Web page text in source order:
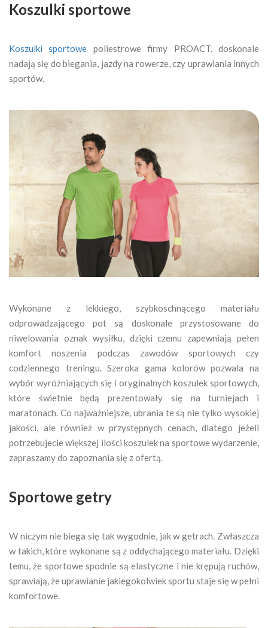
Koszulki sportowe
Koszulki sportowe poliestrowe firmy PROACT. doskonale
nadają się do biegania, jazdy na rowerze, czy uprawiania innych
sportów.
Wykonane z lekkiego, szybkoschnącego materiału
odprowadzającego pot są doskonale przystosowane do
niwelowania oznak wysiłku, dzięki czemu zapewniają pełen
komfort noszenia podczas zawodów sportowych czy
codziennego treningu. Szeroka gama kolorów pozwala na
wybór wyróżniających się i oryginalnych koszulek sportowych,
które świetnie będą prezentowały się na turniejach i
maratonach. Co najważniejsze, ubrania te są nie tylko wysokiej
jakości, ale również w przystępnych cenach, dlatego jeżeli
potrzebujecie większej ilości koszulek na sportowe wydarzenie,
zapraszamy do zapoznania się z ofertą.
Sportowe getry
W niczym nie biega się tak wygodnie, jak w getrach. Zwłaszcza
w takich, które wykonane są z oddychającego materiału. Dzięki
temu, że sportowe spodnie są elastyczne i nie krępują ruchów,
sprawiają, że uprawianie jakiegokolwiek sportu staje się w pełni
komfortowe.